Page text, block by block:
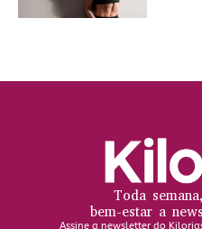
Toda
bem-estar a
Assine a newsletter do